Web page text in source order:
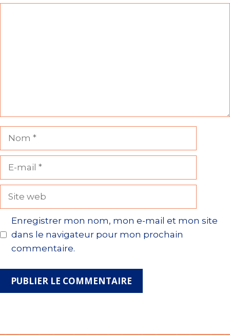
Nom
Site
Enregistrer mon nom, mon e-mail et mon site
dans le navigateur pour mon prochain
commentaire.